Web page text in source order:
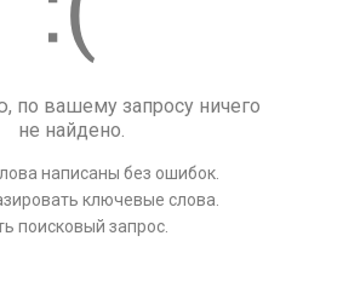
по вашему запросу ничего
не найдено.
написаны без ошибок.
ключевые слова.
поисковый запрос.